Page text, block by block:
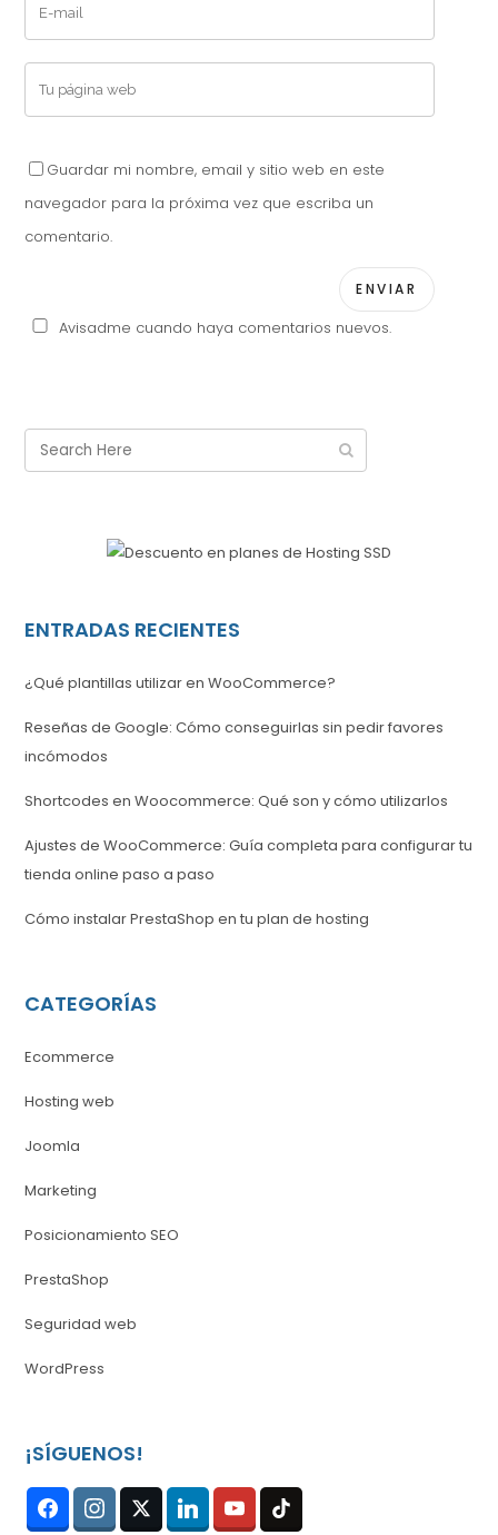
Guardar mi nombre, email y sitio web en este
navegador para la próxima vez que escriba un
comentario.
Avisadme cuando haya comentarios nuevos.
ENTRADAS RECIENTES
¿Qué plantillas utilizar en WooCommerce?
Reseñas de Google: Cómo conseguirlas sin pedir favores
incómodos
Shortcodes en Woocommerce: Qué son y cómo utilizarlos
Ajustes de WooCommerce: Guía completa para configurar tu
tienda online paso a paso
Cómo instalar PrestaShop en tu plan de hosting
CATEGORÍAS
Ecommerce
Hosting web
Joomla
Marketing
Posicionamiento SEO
PrestaShop
Seguridad web
WordPress
¡SÍGUENOS!